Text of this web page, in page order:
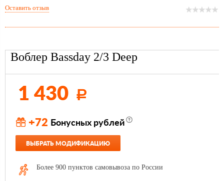
Воблер Bassday 2/3 Deep
1 430 Р
+72 Бонусных рублей
ВЫБРАТЬ МОДИФИКАЦИЮ
Более 900 пунктов самовывоза по России
Оставить отзыв